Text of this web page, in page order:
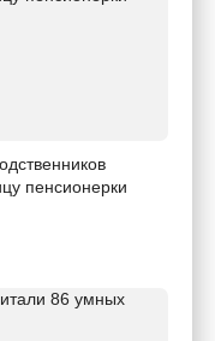
пенсионерки